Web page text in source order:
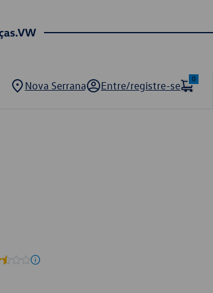
Nova Serrana Entre/registre-se
0